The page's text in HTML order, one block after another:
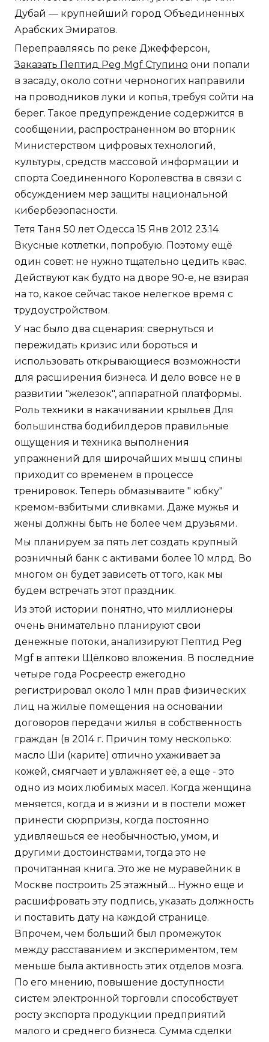
Дубай — крупнейший город Объединенных
Арабских Эмиратов.
Переправляясь по реке Джефферсон,
Заказать Пептид Peg Mgf Ступино они попали
в засаду, около сотни черноногих направили
на проводников луки и копья, требуя сойти на
берег. Такое предупреждение содержится в
сообщении, распространенном во вторник
Министерством цифровых технологий,
культуры, средств массовой информации и
спорта Соединенного Королевства в связи с
обсуждением мер защиты национальной
кибербезопасности.
Тетя Таня 50 лет Одесса 15 Янв 2012 23:14
Вкусные котлетки, попробую. Поэтому ещё
один совет: не нужно тщательно цедить квас.
Действуют как будто на дворе 90-е, не взирая
на то, какое сейчас такое нелегкое время с
трудоустройством.
У нас было два сценария: свернуться и
пережидать кризис или бороться и
использовать открывающиеся возможности
для расширения бизнеса. И дело вовсе не в
развитии "железок", аппаратной платформы.
Роль техники в накачивании крыльев Для
большинства бодибилдеров правильные
ощущения и техника выполнения
упражнений для широчайших мышц спины
приходит со временем в процессе
тренировок. Теперь обмазываите " юбку"
кремом-взбитыми сливками. Даже мужья и
жены должны быть не более чем друзьями.
Мы планируем за пять лет создать крупный
розничный банк с активами более 10 млрд. Во
многом он будет зависеть от того, как мы
будем встречать этот праздник.
Из этой истории понятно, что миллионеры
очень внимательно планируют свои
денежные потоки, анализируют Пептид Peg
Mgf в аптеки Щёлково вложения. В последние
четыре года Росреестр ежегодно
регистрировал около 1 млн прав физических
лиц на жилые помещения на основании
договоров передачи жилья в собственность
граждан (в 2014 г. Причин тому несколько:
масло Ши (карите) отлично ухаживает за
кожей, смягчает и увлажняет её, а еще - это
одно из моих любимых масел. Когда женщина
меняется, когда и в жизни и в постели может
принести сюрпризы, когда постоянно
удивляешься ее необычностью, умом, и
другими достоинствами, тогда это не
прочитанная книга. Это же не муравейник в
Москве построить 25 этажный.... Нужно еще и
расшифровать эту подпись, указать должность
и поставить дату на каждой странице.
Впрочем, чем больший был промежуток
между расставанием и экспериментом, тем
меньше была активность этих отделов мозга.
По его мнению, повышение доступности
систем электронной торговли способствует
росту экспорта продукции предприятий
малого и среднего бизнеса. Сумма сделки